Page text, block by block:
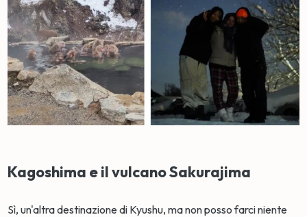
Kagoshima e il vulcano Sakurajima
Sì, un'altra destinazione di Kyushu, ma non posso farci niente